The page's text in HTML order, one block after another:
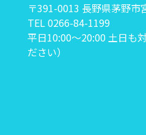
〒391-0013 長野県茅野市
TEL 0266-84-1199
平日10:00〜20:00 土日も
ださい）